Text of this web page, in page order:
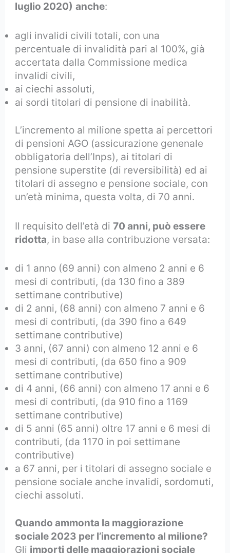
luglio 2020) anche:
agli invalidi civili totali, con una
percentuale di invalidità pari al 100%, già
accertata dalla Commissione medica
invalidi civili,
ai ciechi assoluti,
ai sordi titolari di pensione di inabilità.
L’incremento al milione spetta ai percettori
di pensioni AGO (assicurazione genenale
obbligatoria dell’Inps), ai titolari di
pensione superstite (di reversibilità) ed ai
titolari di assegno e pensione sociale, con
un’età minima, questa volta, di 70 anni.
Il requisito dell’età di70 anni, può essere
ridotta, in base alla contribuzione versata:
di 1 anno (69 anni) con almeno 2 anni e 6
mesi di contributi, (da 130 fino a 389
settimane contributive)
di 2 anni, (68 anni) con almeno 7 anni e 6
mesi di contributi, (da 390 fino a 649
settimane contributive)
3 anni, (67 anni) con almeno 12 anni e 6
mesi di contributi, (da 650 fino a 909
settimane contributive)
di 4 anni, (66 anni) con almeno 17 anni e 6
mesi di contributi, (da 910 fino a 1169
settimane contributive)
di 5 anni (65 anni) oltre 17 anni e 6 mesi di
contributi, (da 1170 in poi settimane
contributive)
a 67 anni, per i titolari di assegno sociale e
pensione sociale anche invalidi, sordomuti,
ciechi assoluti.
Quando ammonta la maggiorazione
sociale 2023 per l’incremento al milione?
Gli importi delle maggiorazioni sociale